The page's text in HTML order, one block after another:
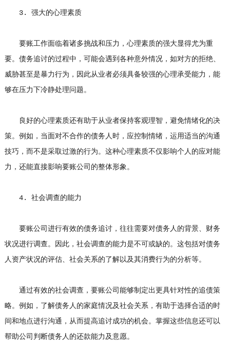
3. 强大的心理素质
要账工作面临着诸多挑战和压力，心理素质的强大显得尤为重
要。债务追讨的过程中，可能会遇到各种意外情况，如对方的拒绝、
威胁甚至是暴力行为，因此从业者必须具备较强的心理承受能力，能
够在压力下冷静处理问题。
良好的心理素质还有助于从业者保持客观理智，避免情绪化的决
策。例如，当面对不合作的债务人时，应控制情绪，运用适当的沟通
技巧，而不是采取过激的行为。这种心理素质不仅影响个人的应对能
力，还能直接影响要账公司的整体形象。
4. 社会调查的能力
要账公司进行有效的债务追讨，往往需要对债务人的背景、财务
状况进行调查。因此，社会调查的能力是不可或缺的。这包括对债务
人资产状况的评估、社会关系的了解以及其消费行为的分析等。
通过有效的社会调查，要账公司能够制定出更具针对性的追债策
略。例如，了解债务人的家庭情况及社会关系，有助于选择合适的时
间和地点进行沟通，从而提高追讨成功的机会。掌握这些信息还可以
帮助公司判断债务人的还款能力及意愿。